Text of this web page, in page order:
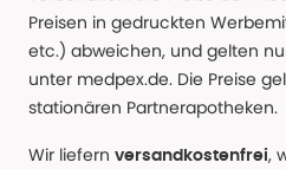
Preisen in gedruckten
etc.) abweichen, und gelten
unter medpex.de. Die Preise
stationären Partnerapotheken.
Wir liefern versandkostenfrei,